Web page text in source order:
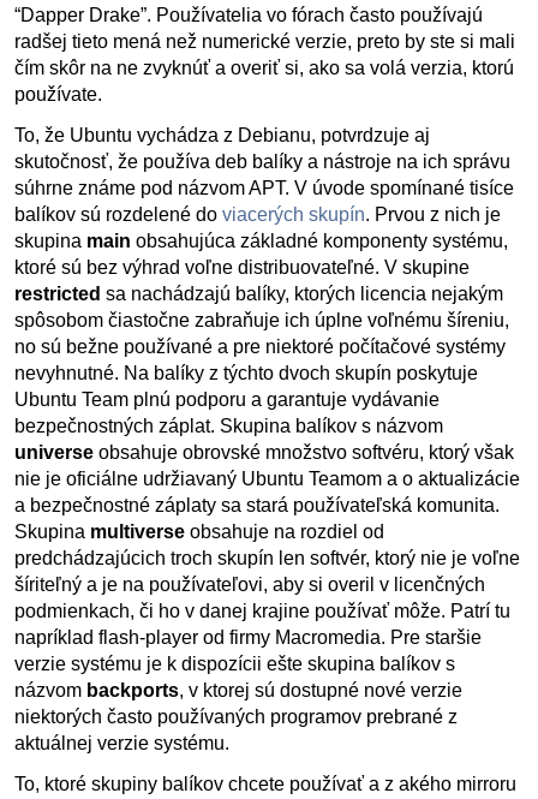
“Dapper Drake”. Používatelia vo fórach často používajú
radšej tieto mená než numerické verzie, preto by ste si mali
čím skôr na ne zvyknúť a overiť si, ako sa volá verzia, ktorú
používate.
To, že Ubuntu vychádza z Debianu, potvrdzuje aj
skutočnosť, že používa deb balíky a nástroje na ich správu
súhrne známe pod názvom APT. V úvode spomínané tisíce
balíkov sú rozdelené do viacerých skupín. Prvou z nich je
skupina main obsahujúca základné komponenty systému,
ktoré sú bez výhrad voľne distribuovateľné. V skupine
restricted sa nachádzajú balíky, ktorých licencia nejakým
spôsobom čiastočne zabraňuje ich úplne voľnému šíreniu,
no sú bežne používané a pre niektoré počítačové systémy
nevyhnutné. Na balíky z týchto dvoch skupín poskytuje
Ubuntu Team plnú podporu a garantuje vydávanie
bezpečnostných záplat. Skupina balíkov s názvom
universe obsahuje obrovské množstvo softvéru, ktorý však
nie je oficiálne udržiavaný Ubuntu Teamom a o aktualizácie
a bezpečnostné záplaty sa stará používateľská komunita.
Skupina multiverse obsahuje na rozdiel od
predchádzajúcich troch skupín len softvér, ktorý nie je voľne
šíriteľný a je na používateľovi, aby si overil v licenčných
podmienkach, či ho v danej krajine používať môže. Patrí tu
napríklad flash-player od firmy Macromedia. Pre staršie
verzie systému je k dispozícii ešte skupina balíkov s
názvom backports, v ktorej sú dostupné nové verzie
niektorých často používaných programov prebrané z
aktuálnej verzie systému.
To, ktoré skupiny balíkov chcete používať a z akého mirroru